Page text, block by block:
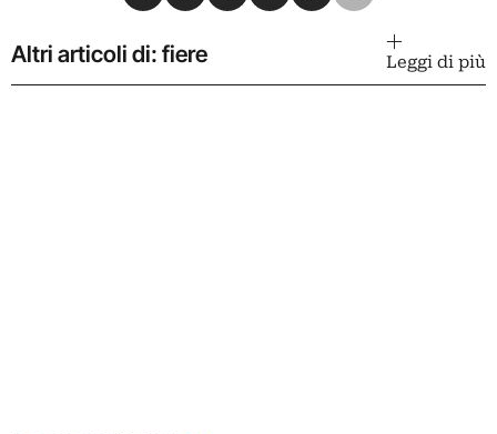
Altri articoli di: fiere Leggi di più